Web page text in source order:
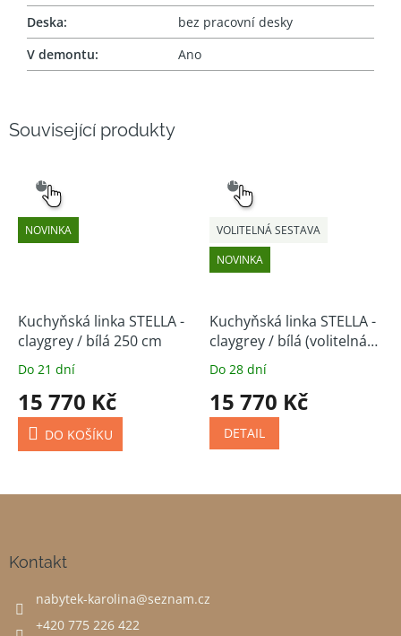
Související produkty
NOVINKA
VÝBĚR
Kuchyňská linka STELLA -
claygrey / bílá 250 cm
Do 21 dní
15 770 Kč
DO KOŠÍKU
NOVINKA
VOLITELNÁ SESTAVA
VÝBĚR
Kuchyňská linka STELLA -
claygrey / bílá (volitelná
sestava)
Do 28 dní
15 770 Kč
DETAIL
Deska:
bez pracovní desky
V demontu: Ano
Kontakt
nabytek-karolina@seznam.cz
+420 775 226 422